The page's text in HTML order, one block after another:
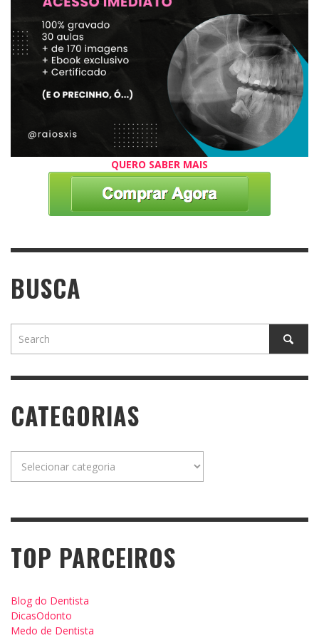
QUERO SABER MAIS
BUSCA
CATEGORIAS
TOP PARCEIROS
Blog do Dentista
DicasOdonto
Medo de Dentista